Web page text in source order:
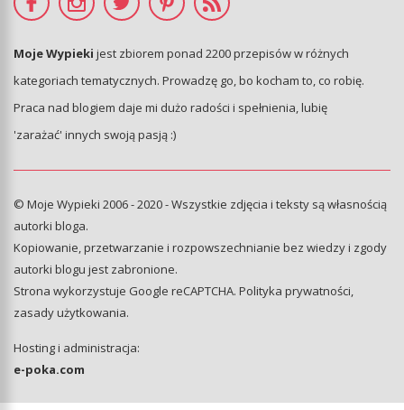
Moje Wypieki jest zbiorem ponad 2200 przepisów w różnych
kategoriach tematycznych. Prowadzę go, bo kocham to, co robię.
Praca nad blogiem daje mi dużo radości i spełnienia, lubię
'zarażać' innych swoją pasją :)
© Moje Wypieki 2006 - 2020 - Wszystkie zdjęcia i teksty są własnością
autorki bloga.
Kopiowanie, przetwarzanie i rozpowszechnianie bez wiedzy i zgody
autorki blogu jest zabronione.
Strona wykorzystuje Google reCAPTCHA. Polityka prywatności,
zasady użytkowania.
Hosting i administracja:
e-poka.com